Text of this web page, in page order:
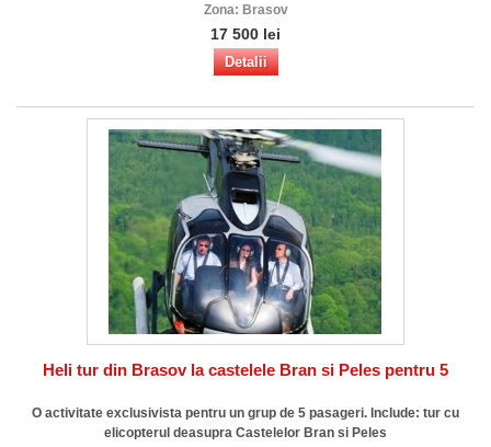
Zona: Brasov
17 500 lei
Detalii
Heli tur din Brasov la castelele Bran si Peles pentru 5
O activitate exclusivista pentru un grup de 5 pasageri. Include: tur cu
elicopterul deasupra Castelelor Bran si Peles